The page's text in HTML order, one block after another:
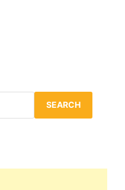
SEARCH